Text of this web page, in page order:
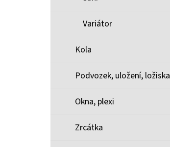
Variátor
Kola
Podvozek, uložení, ložiska
Okna, plexi
Zrcátka